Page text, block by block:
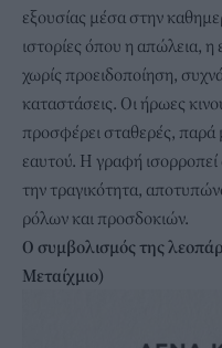
εξουσίας μέσα στην
ιστορίες όπου η απώλεια, η
χωρίς προειδοποίηση,
καταστάσεις. Οι ήρωες
προσφέρει σταθερές, παρά
εαυτού. Η γραφή ισορροπεί
την τραγικότητα,
ρόλων και προσδοκιών.
Ο συμβολισμός της
Μεταίχμιο)